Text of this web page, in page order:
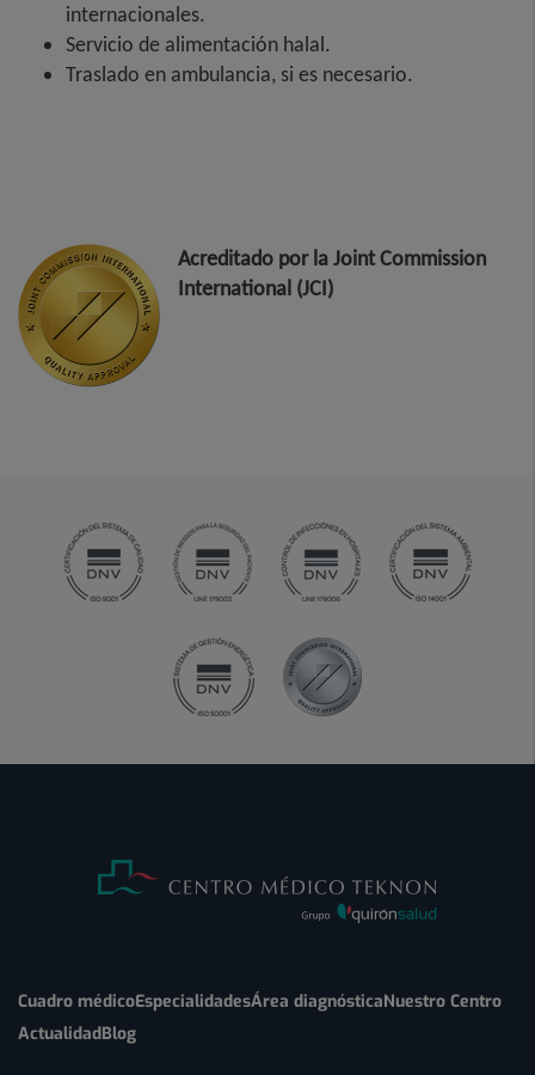
internacionales.
Servicio de alimentación halal.
Traslado en ambulancia, si es necesario.
Acreditado por la Joint Commission
International (JCI)
Cuadro médicoEspecialidadesÁrea diagnósticaNuestro Centro
ActualidadBlog